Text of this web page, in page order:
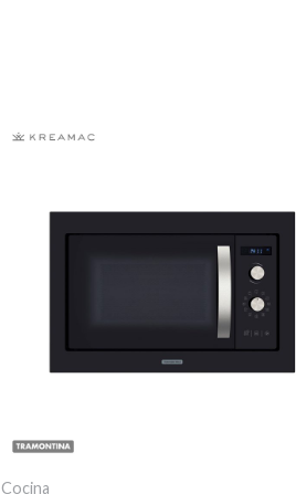
Cocina